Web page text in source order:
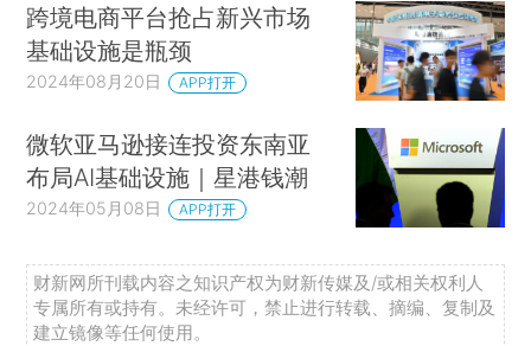
跨境电商平台抢占新兴市场
基础设施是瓶颈
2024年08月20日 APP打开
微软亚马逊接连投资东南亚
布局AI基础设施｜星港钱潮
2024年05月08日 APP打开
财新网所刊载内容之知识产权为财新传媒及/或相关权利人
专属所有或持有。未经许可，禁止进行转载、摘编、复制及
建立镜像等任何使用。